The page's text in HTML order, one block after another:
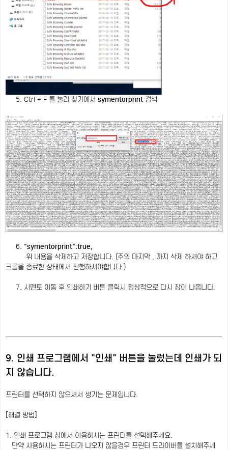
5. Ctrl + F 를 눌러 찾기에서 symentorprint 검색
6. "symentorprint":true,
위 내용을 삭제하고 저장합니다. (주의 마지막 , 까지 삭제 하셔야 하고
크롬을 종료한 상태에서 진행하셔야합니다.)
7. 시멘토 이동 후 인쇄하기 버튼 클릭시 정상적으로 다시 창이 나옵니다.
9. 인쇄 프로그램에서 "인쇄" 버튼을 눌렀는데 인쇄가 되
지 않습니다.
프린터를 선택하지 않으셔서 생기는 문제입니다.
[해결 방법]
1. 인쇄 프로그램 창에서 이용하시는 프린터를 선택해주세요.
만약 사용하시는 프린터가 나오지 않을경우 프린터 드라이버를 설치해주세